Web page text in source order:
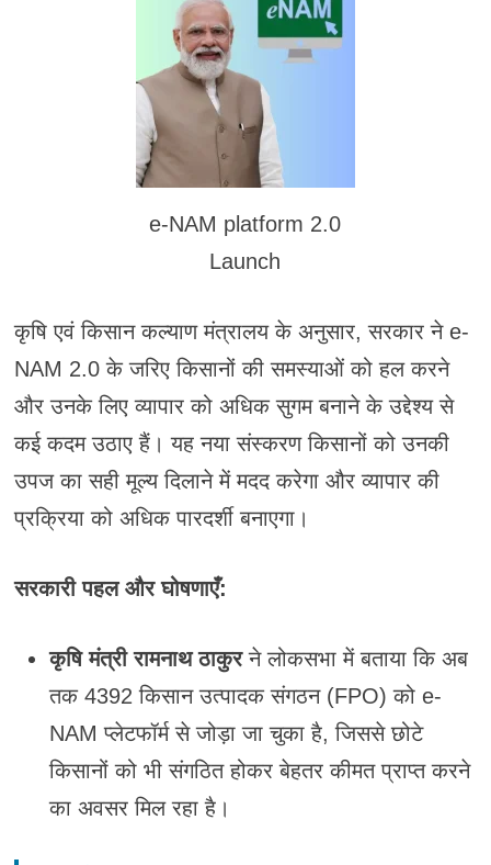
e-NAM platform 2.0
Launch
कृषि एवं किसान कल्याण मंत्रालय के अनुसार, सरकार ने e-
NAM 2.0 के जरिए किसानों की समस्याओं को हल करने
और उनके लिए व्यापार को अधिक सुगम बनाने के उद्देश्य से
कई कदम उठाए हैं। यह नया संस्करण किसानों को उनकी
उपज का सही मूल्य दिलाने में मदद करेगा और व्यापार की
प्रक्रिया को अधिक पारदर्शी बनाएगा।
सरकारी पहल और घोषणाएँ:
कृषि मंत्री रामनाथ ठाकुरने लोकसभा में बताया कि अब
तक 4392 किसान उत्पादक संगठन (FPO) को e-
NAM प्लेटफॉर्म से जोड़ा जा चुका है, जिससे छोटे
किसानों को भी संगठित होकर बेहतर कीमत प्राप्त करने
का अवसर मिल रहा है।